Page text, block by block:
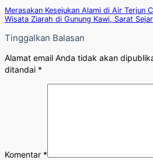
Merasakan Kesejukan Alami di Air Terjun
Wisata Ziarah di Gunung Kawi, Sarat
Tinggalkan Balasan
Alamat email Anda tidak akan
ditandai *
Komentar *